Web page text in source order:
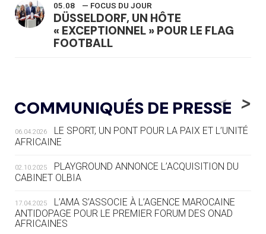
05.08 — FOCUS DU JOUR
DÜSSELDORF, UN HÔTE
« EXCEPTIONNEL » POUR LE FLAG
FOOTBALL
LE RÊVE DE VOIR LA LUGE ALPINE
AUX JO « N'EST PAS FINI »
05.08 — TIR À L'ARC
DES MONDIAUX À BRISBANE SUR LA
ROUTE DES JO 2032
LE VILLAGE OLYMPIQUE DES ARAVIS
SE DESSINE
COMMUNIQUÉS DE PRESSE
<
06.04.2026
LE SPORT, UN PONT POUR LA PAIX ET L’UNITÉ
AFRICAINE
02.10.2025
PLAYGROUND ANNONCE L’ACQUISITION DU
CABINET OLBIA
17.04.2025
L’AMA S’ASSOCIE À L’AGENCE MAROCAINE
ANTIDOPAGE POUR LE PREMIER FORUM DES ONAD
AFRICAINES
>